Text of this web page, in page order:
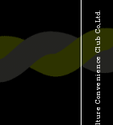
© Culture Convenience Club Co.,Ltd.